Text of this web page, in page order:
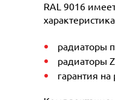
RAL 9016
радиаторы
радиаторы
гарантия